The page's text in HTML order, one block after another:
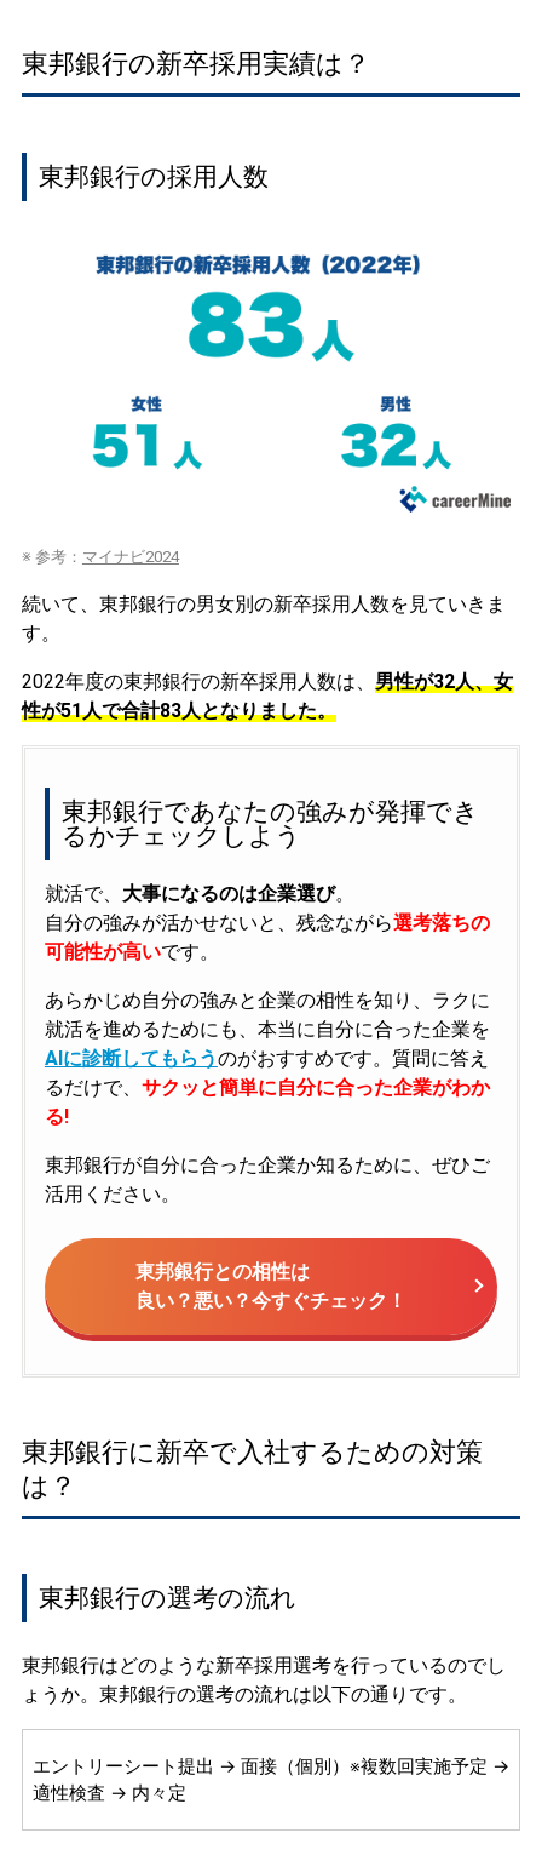
東邦銀行の新卒採用実績は？
東邦銀行の採用人数
※ 参考： マイナビ2024
続いて、東邦銀行の男女別の新卒採用人数を見ていきま
す。
2022年度の東邦銀行の新卒採用人数は、 男性が32人、女
性が51人で合計83人となりました。
東邦銀行であなたの強みが発揮でき
るかチェックしよう
就活で、 大事になるのは企業選び。
自分の強みが活かせないと、残念ながら選考落ちの
可能性が高いです。
あらかじめ自分の強みと企業の相性を知り、ラクに
就活を進めるためにも、本当に自分に合った企業を
AIに診断してもらうのがおすすめです。質問に答え
るだけで、 サクッと簡単に自分に合った企業がわか
る!
東邦銀行が自分に合った企業か知るために、ぜひご
活用ください。
東邦銀行との相性は
良い？悪い？今すぐチェック！
東邦銀行に新卒で入社するための対策
は？
東邦銀行の選考の流れ
東邦銀行はどのような新卒採用選考を行っているのでし
ょうか。東邦銀行の選考の流れは以下の通りです。
エントリーシート提出 → 面接（個別）※複数回実施予定 →
適性検査 → 内々定